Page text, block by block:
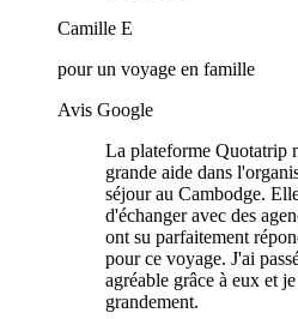
Camille E
pour un voyage en famille
Avis Google
La plateforme Quotatrip
grande aide dans
séjour au Cambodge.
d'échanger avec des
ont su parfaitement
pour ce voyage. J'ai
agréable grâce à eux et
grandement.